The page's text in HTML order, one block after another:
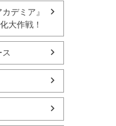
デミア』
大作戦！